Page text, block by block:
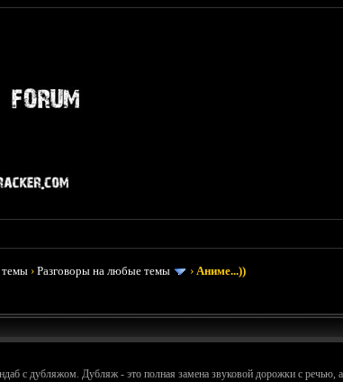
темы ›Разговоры на любые темы ›Аниме...))
с дубляжом. Дубляж - это полная замена звуковой дорожки с речью, а